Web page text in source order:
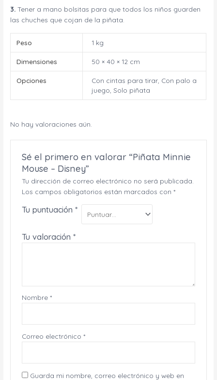
3. Tener a mano bolsitas para que todos los niños guarden
las chuches que cojan de la piñata.
Peso 1 kg
Dimensiones 50 × 40 × 12 cm
Opciones
Con cintas para tirar, Con palo a
juego, Solo piñata
No hay valoraciones aún.
Sé el primero en valorar “Piñata Minnie
Mouse – Disney”
Tu dirección de correo electrónico no será publicada.
Los campos obligatorios están marcados con *
Tu puntuación *
Tu valoración *
Nombre *
Correo electrónico *
Guarda mi nombre, correo electrónico y web en